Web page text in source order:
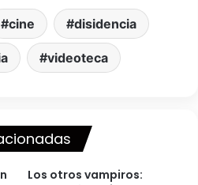
cine disidencia
videoteca
Los otros vampiros: